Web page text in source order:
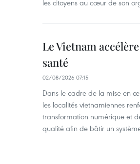
les citoyens au cœur de son
Le Vietnam
santé
02/08/2026 07:15
Dans le cadre de la mise en
les localités vietnamiennes
transformation numérique et
qualité afin de bâtir un